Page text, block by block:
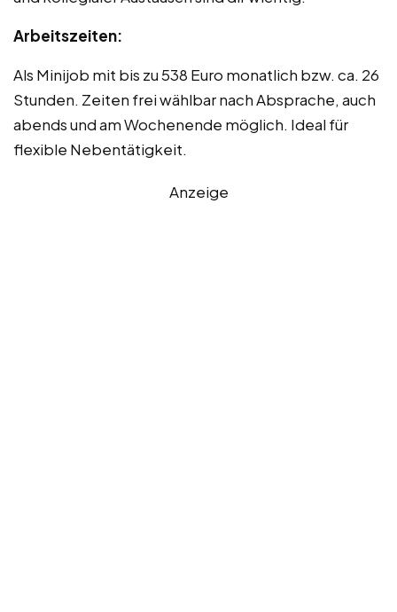
Arbeitszeiten:
Als Minijob mit bis zu 538 Euro monatlich bzw. ca. 26
Stunden. Zeiten frei wählbar nach Absprache, auch
abends und am Wochenende möglich. Ideal für
flexible Nebentätigkeit.
Anzeige